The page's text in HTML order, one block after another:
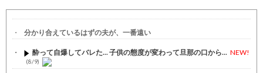
分かり合えているはずの夫が、一番遠い
酔って自爆してバレた... 子供の態度が変わって旦那の口から... NEW!
(8/9)